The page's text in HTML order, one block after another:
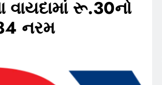
વાયદામાં રૂ.30નો
નરમ